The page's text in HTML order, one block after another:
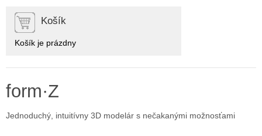
Košík
Košík je prázdny
form·Z
Jednoduchý, intuitívny 3D modelár s nečakanými možnosťami